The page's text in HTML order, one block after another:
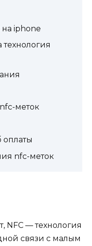
на iphone
технология
меток
оплаты
nfc-меток
NFC — технология
связи с малым